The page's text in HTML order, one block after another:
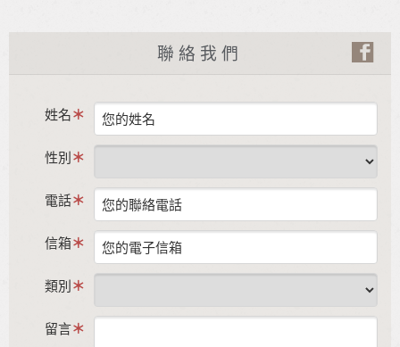
聯絡我們
姓名
性別
電話
信箱
類別
留言